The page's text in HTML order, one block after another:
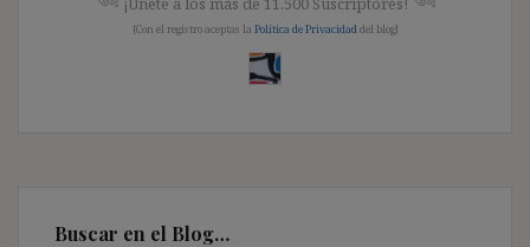
[Con el registro aceptas la Política de Privacidad del blog]
Buscar en el Blog…